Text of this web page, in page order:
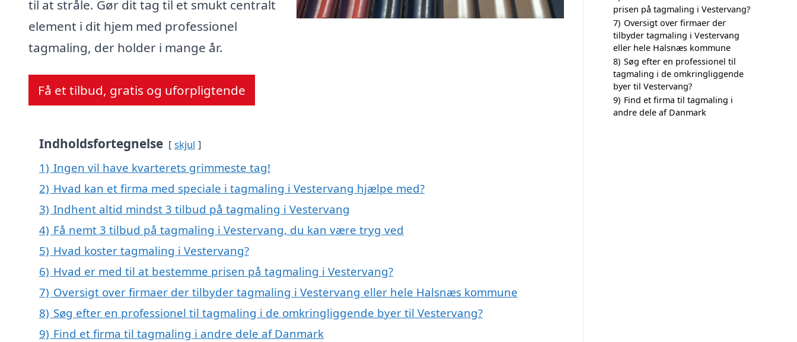
til at stråle. Gør dit tag til et smukt centralt
element i dit hjem med professionel
tagmaling, der holder i mange år.
Få et tilbud, gratis og uforpligtende
Indholdsfortegnelse skjul
1) Ingen vil have kvarterets grimmeste tag!
2) Hvad kan et firma med speciale i tagmaling i Vestervang hjælpe med?
3) Indhent altid mindst 3 tilbud på tagmaling i Vestervang
4) Få nemt 3 tilbud på tagmaling i Vestervang, du kan være tryg ved
5) Hvad koster tagmaling i Vestervang?
6) Hvad er med til at bestemme prisen på tagmaling i Vestervang?
7) Oversigt over firmaer der tilbyder tagmaling i Vestervang eller hele Halsnæs kommune
8) Søg efter en professionel til tagmaling i de omkringliggende byer til Vestervang?
9) Find et firma til tagmaling i andre dele af Danmark
prisen på tagmaling i Vestervang?
7) Oversigt over firmaer der
tilbyder tagmaling i Vestervang
eller hele Halsnæs kommune
8) Søg efter en professionel til
tagmaling i de omkringliggende
byer til Vestervang?
9) Find et firma til tagmaling i
andre dele af Danmark